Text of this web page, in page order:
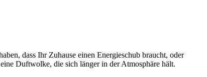
dass Ihr Zuhause einen Energieschub braucht, oder
Duftwolke, die sich länger in der Atmosphäre hält.